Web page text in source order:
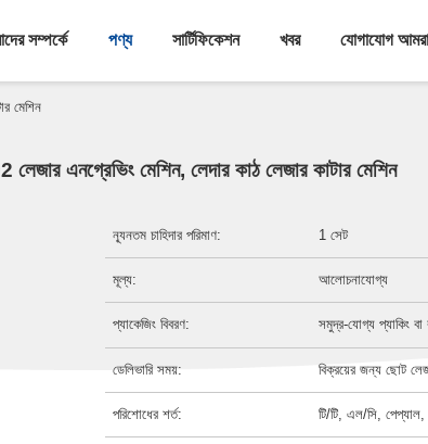
সম্পর্কে পণ্য সার্টিফিকেশন খবর যোগাযোগ
মেশিন
লেজার এনগ্রেভিং মেশিন, লেদার কাঠ লেজার কাটার মেশিন
ন্যূনতম চাহিদার পরিমাণ: 1 সেট
মূল্য: আলোচনাযোগ্য
প্যাকেজিং বিবরণ: সমুদ্র-যোগ্য প্যাকিং বা
ডেলিভারি সময়: বিক্রয়ের জন্য ছোট
পরিশোধের শর্ত: টি/টি, এল/সি, পেপ্যাল,